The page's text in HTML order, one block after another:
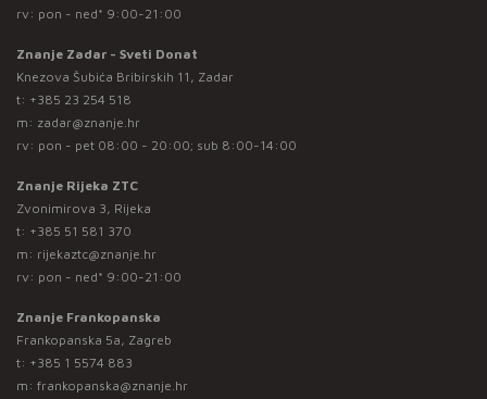
rv: pon - ned* 9:00-21:00
Znanje Zadar - Sveti Donat
Knezova Šubića Bribirskih 11, Zadar
t: +385 23 254 518
m: zadar@znanje.hr
rv: pon - pet 08:00 - 20:00; sub 8:00-14:00
Znanje Rijeka ZTC
Zvonimirova 3, Rijeka
t: +385 51 581 370
m: rijekaztc@znanje.hr
rv: pon - ned* 9:00-21:00
Znanje Frankopanska
Frankopanska 5a, Zagreb
t: +385 1 5574 883
m: frankopanska@znanje.hr